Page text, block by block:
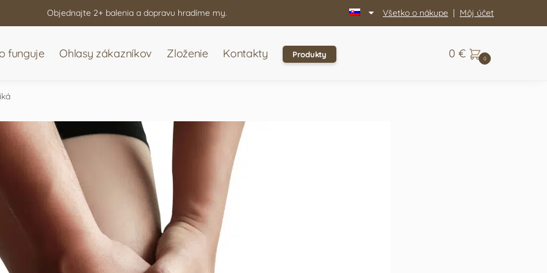
Objednajte 2+ balenia a dopravu hradíme my. Všetko o nákupe | Môj účet
funguje Ohlasy zákazníkov Zloženie Kontakty Produkty 0 € 0